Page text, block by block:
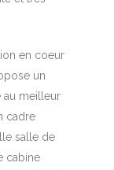
en coeur
un
au meilleur
cadre
salle de
cabine